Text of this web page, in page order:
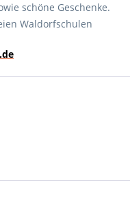
schöne Geschenke.
Waldorfschulen